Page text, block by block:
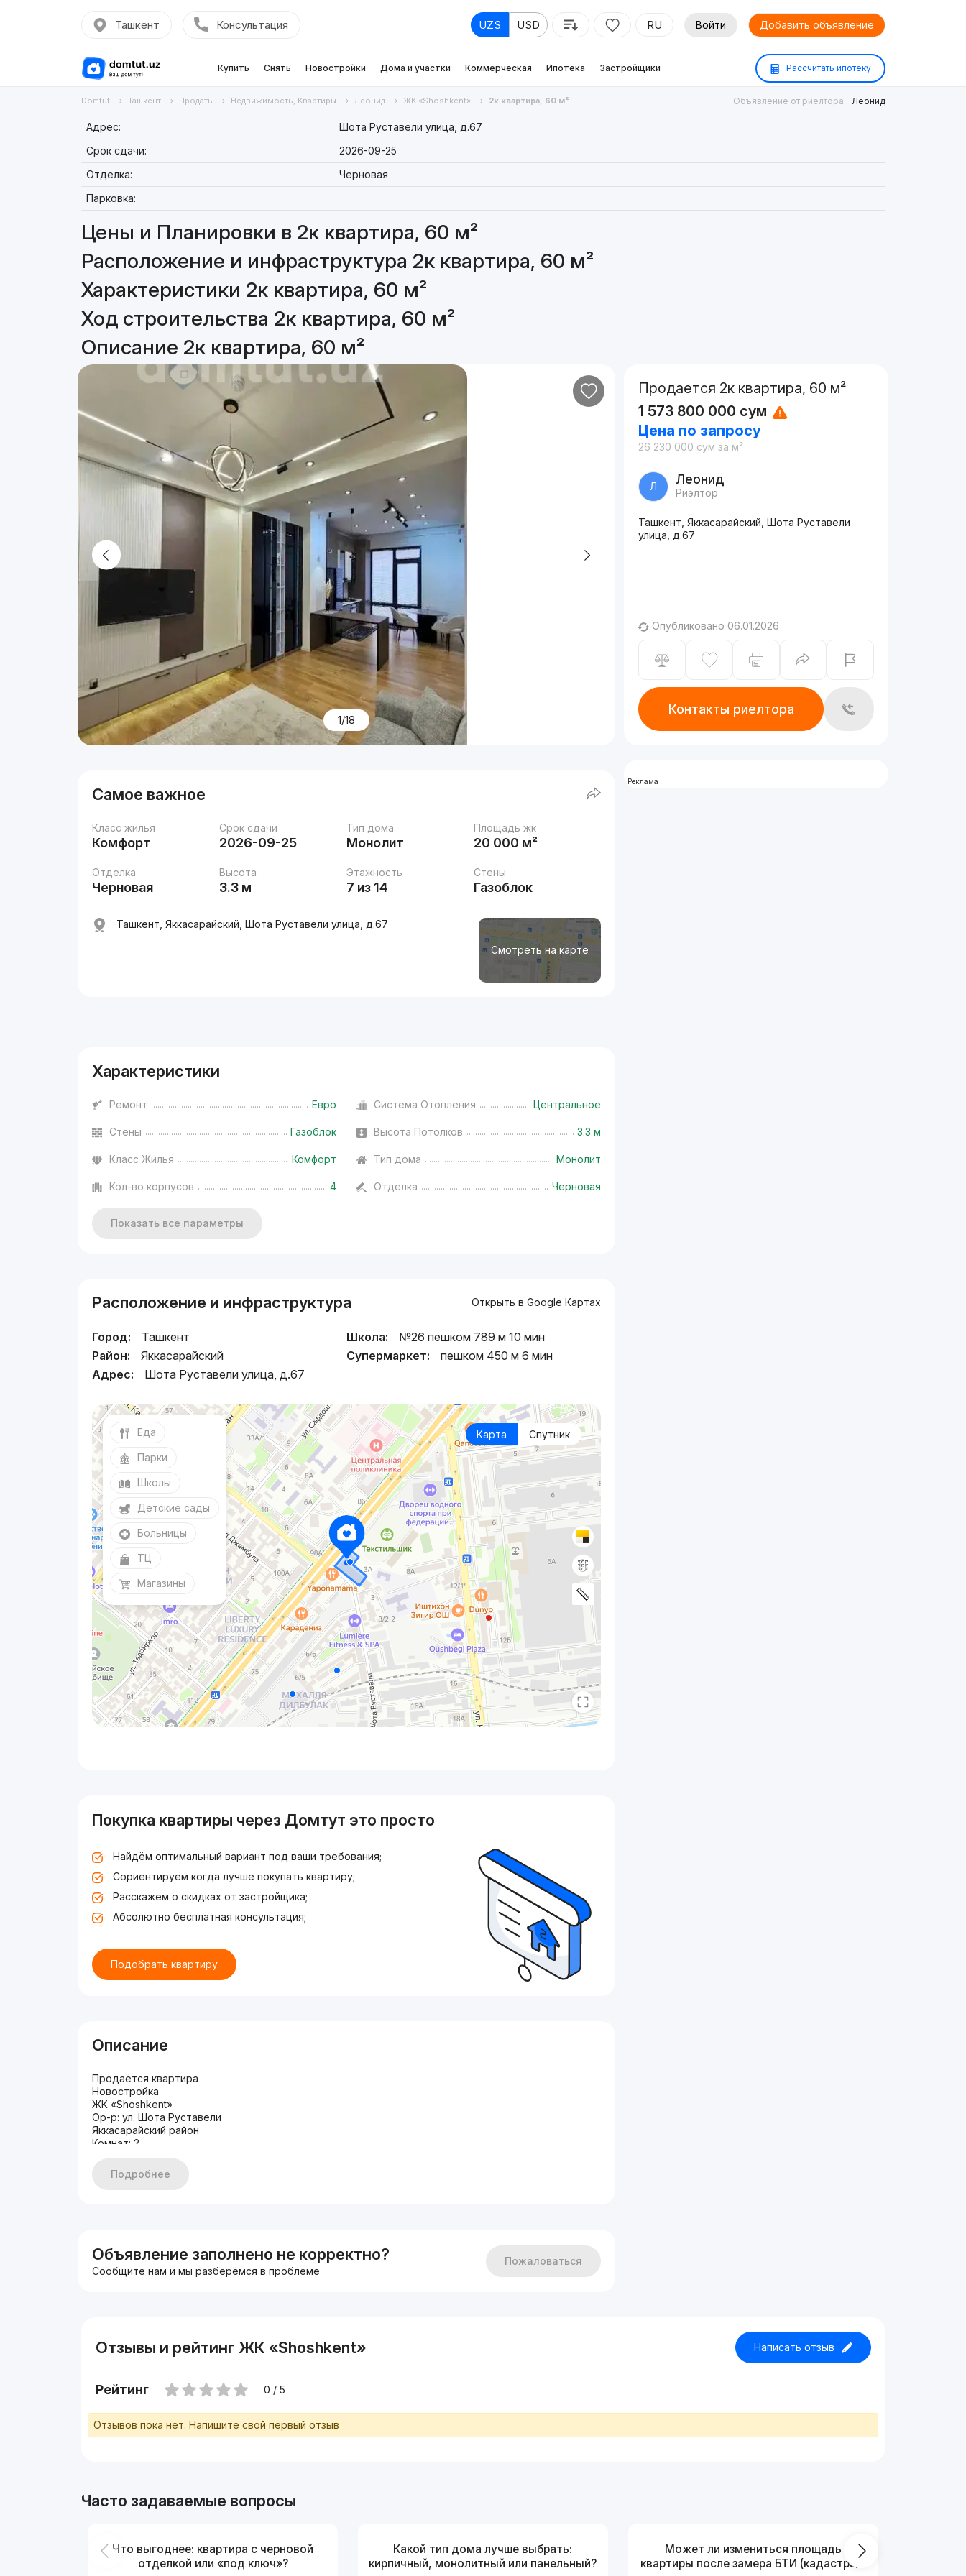
Ташкент Консультация UZS USD RU Войти Добавить объявление
Купить Снять Новостройки Дома и участки Коммерческая Ипотека Застройщики Рассчитать ипотеку
Domtut Ташкент Продать Недвижимость, Квартиры Леонид ЖК «Shoshkent» 2к квартира, 60 м² Объявление от риелтора: Леонид
Адрес:
Шота Руставели улица, д.67
Срок сдачи:
2026-09-25
Отделка:
Черновая
Парковка:
Цены и Планировки в 2к квартира, 60 м²
Расположение и инфраструктура 2к квартира, 60 м²
Характеристики 2к квартира, 60 м²
Ход строительства 2к квартира, 60 м²
Описание 2к квартира, 60 м²
1/18
Самое важное
Класс жилья
Комфорт
Срок сдачи
2026-09-25
Тип дома
Монолит
Площадь жк
20 000 м²
Отделка
Черновая
Высота
3.3 м
Этажность
7 из 14
Стены
Газоблок
Смотреть на карте
Ташкент, Яккасарайский, Шота Руставели улица, д.67
Характеристики
Ремонт Евро Система Отопления Центральное
Стены Газоблок Высота Потолков 3.3 м
Класс Жилья Комфорт Тип дома Монолит
Кол-во корпусов 4 Отделка Черновая
Показать все параметры
Расположение и инфраструктура Открыть в Google Картах
Город:
Ташкент
Район:
Яккасарайский
Адрес:
Шота Руставели улица, д.67
Школа:
№26 пешком 789 м 10 мин
Супермаркет:
пешком 450 м 6 мин
Карта Спутник
Еда
Парки
Школы
Детские сады
Больницы
ТЦ
Магазины
Покупка квартиры через Домтут это просто
Найдём оптимальный вариант под ваши требования;
Сориентируем когда лучше покупать квартиру;
Расскажем о скидках от застройщика;
Абсолютно бесплатная консультация;
Подобрать квартиру
Описание
Продаётся квартира
Новостройка
ЖК «Shoshkent»
Ор-р: ул. Шота Руставели
Яккасарайский район
Комнат: 2
Этажность: 14
Общая площадь: 60 м²
Подробнее
Объявление заполнено не корректно?
Сообщите нам и мы разберёмся в проблеме
Пожаловаться
Продается 2к квартира, 60 м²
1 573 800 000 сум
Цена по запросу
26 230 000 сум за м²
Л Леонид
Риэлтор
Ташкент, Яккасарайский, Шота Руставели
улица, д.67
Опубликовано 06.01.2026
Контакты риелтора
Реклама
Отзывы и рейтинг ЖК «Shoshkent» Написать отзыв
Рейтинг 0 / 5
Отзывов пока нет. Напишите свой первый отзыв
Часто задаваемые вопросы
Что выгоднее: квартира с черновой
отделкой или «под ключ»?
Какой тип дома лучше выбрать:
кирпичный, монолитный или панельный?
Может ли измениться площадь
квартиры после замера БТИ (кадастра)?